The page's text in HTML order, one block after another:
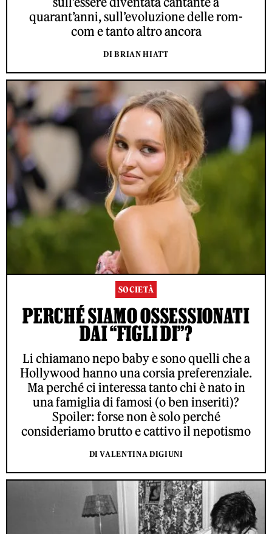
quarant’anni, sull’evoluzione delle rom-
com e tanto altro ancora
DI BRIAN HIATT
SOCIETÀ
PERCHÉ SIAMO OSSESSIONATI
DAI “FIGLI DI”?
Li chiamano nepo baby e sono quelli che a
Hollywood hanno una corsia preferenziale.
Ma perché ci interessa tanto chi è nato in
una famiglia di famosi (o ben inseriti)?
Spoiler: forse non è solo perché
consideriamo brutto e cattivo il nepotismo
DI VALENTINA DIGIUNI